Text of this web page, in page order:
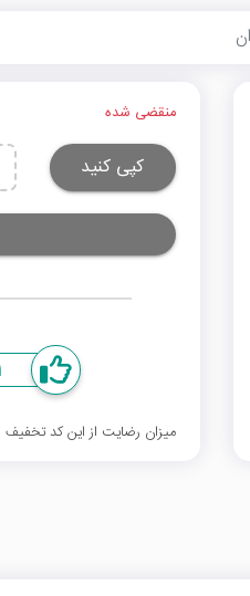
منقضی شده
کپی کنید
میزان رضایت از این کد تخفیف